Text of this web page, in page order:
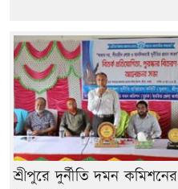
শ্রীপুরে দুর্নীতি দমন কমিশনের